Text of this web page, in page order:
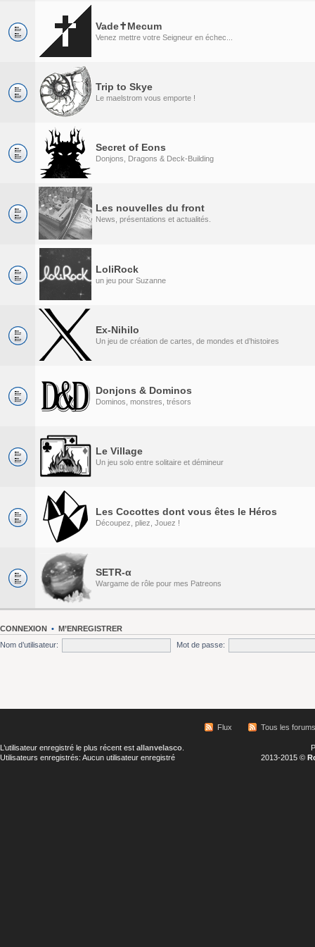
Vade✝Mecum
Venez mettre votre Seigneur en échec...
Trip to Skye
Le maelstrom vous emporte !
Secret of Eons
Donjons, Dragons & Deck-Building
Les nouvelles du front
News, présentations et actualités.
LoliRock
un jeu pour Suzanne
Ex-Nihilo
Un jeu de création de cartes, de mondes et d’histoires
Donjons & Dominos
Dominos, monstres, trésors
Le Village
Un jeu solo entre solitaire et démineur
Les Cocottes dont vous êtes le Héros
Découpez, pliez, Jouez !
SETR-α
Wargame de rôle pour mes Patreons
CONNEXION • M’ENREGISTRER
Nom d’utilisateur:
Mot de passe:
Flux Tous les forums
L’utilisateur enregistré le plus récent est allanvelasco
Utilisateurs enregistrés: Aucun utilisateur enregistré
2013-2015 ©